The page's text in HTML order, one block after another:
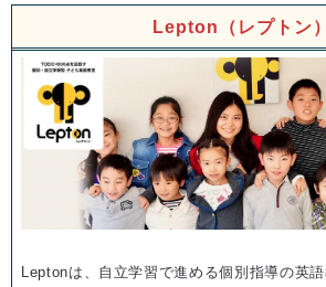
Lepton（レプトン）
Leptonは、自立学習で進める個別指導の英